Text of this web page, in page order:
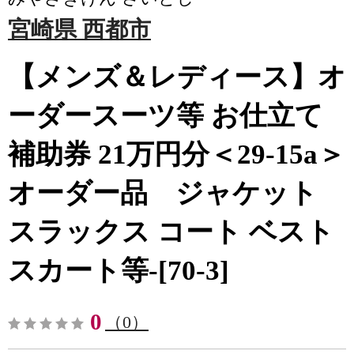
宮崎県 西都市
【メンズ＆レディース】オ
ーダースーツ等 お仕立て
補助券 21万円分＜29-15a＞
オーダー品 ジャケット
スラックス コート ベスト
スカート等-[70-3]
0 （0）